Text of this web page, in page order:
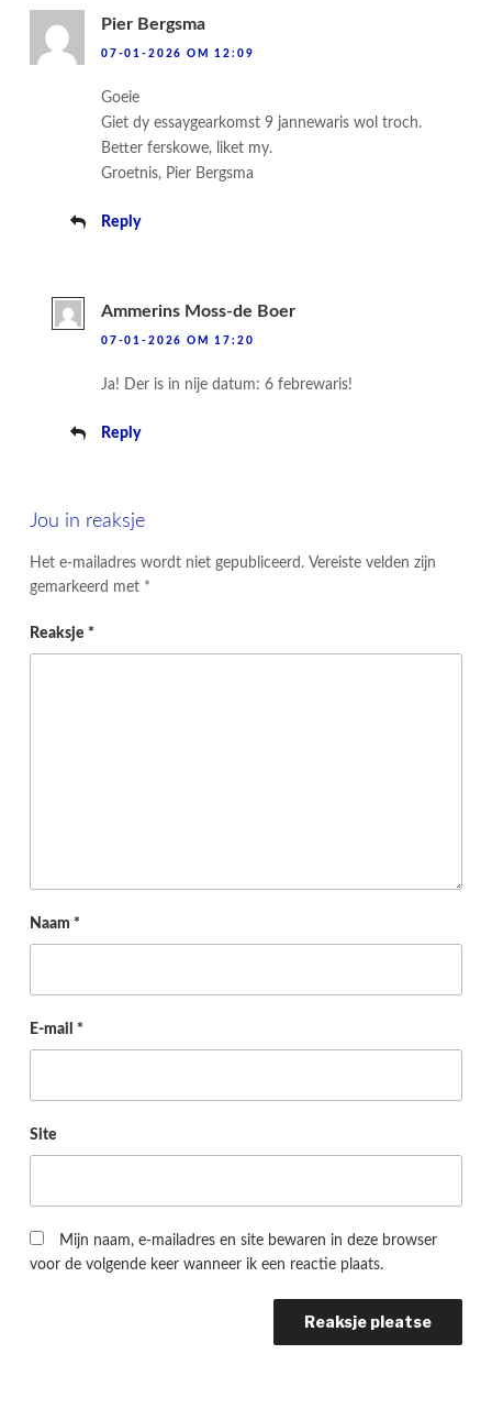
Pier Bergsma
07-01-2026 OM 12:09
Goeie
Giet dy essaygearkomst 9 jannewaris wol troch.
Better ferskowe, liket my.
Groetnis, Pier Bergsma
Reply
Ammerins Moss-de Boer
07-01-2026 OM 17:20
Ja! Der is in nije datum: 6 febrewaris!
Reply
Jou in reaksje
Het e-mailadres wordt niet gepubliceerd. Vereiste velden zijn
gemarkeerd met *
Reaksje *
Naam *
E-mail *
Site
Mijn naam, e-mailadres en site bewaren in deze browser
voor de volgende keer wanneer ik een reactie plaats.